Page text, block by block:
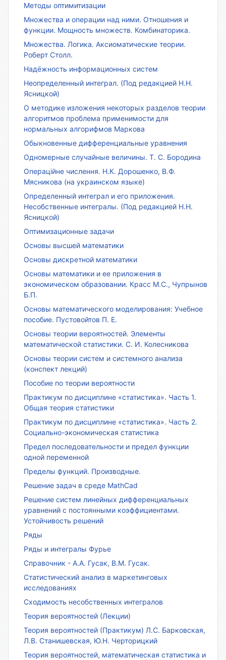
Методы оптимитизации
Множества и операции над ними. Отношения и
функции. Мощность множеств. Комбинаторика.
Множества. Логика. Аксиоматические теории.
Роберт Столл.
Надёжность информационных систем
Неопределенный интеграл. (Под редакцией Н.Н.
Ясницкой)
О методике изложения некоторых разделов теории
алгоритмов проблема применимости для
нормальных алгорифмов Маркова
Обыкновенные дифференциальные уравнения
Одномерные случайные величины. Т. С. Бородина
Операційне числення. Н.К. Дорошенко, В.Ф.
Мясникова (на украинском языке)
Определенный интеграл и его приложения.
Несобственные интегралы. (Под редакцией Н.Н.
Ясницкой)
Оптимизационные задачи
Основы высшей математики
Основы дискретной математики
Основы математики и ее приложения в
экономическом образовании. Красс М.С., Чупрынов
Б.П.
Основы математического моделирования: Учебное
пособие. Пустовойтов П. Е.
Основы теории вероятностей. Элементы
математической статистики. С. И. Колесникова
Основы теории систем и системного анализа
(конспект лекций)
Пособие по теории вероятности
Практикум по дисциплине «статистика». Часть 1.
Общая теория статистики
Практикум по дисциплине «статистика». Часть 2.
Социально-экономическая статистика
Предел последовательности и предел функции
одной переменной
Пределы функций. Производные.
Решение задач в среде MathCad
Решение систем линейных дифференциальных
уравнений с постоянными коэффициентами.
Устойчивость решений
Ряды
Ряды и интегралы Фурье
Справочник - А.А. Гусак, В.М. Гусак.
Статистический анализ в маркетинговых
исследованиях
Сходимость несобственных интегралов
Теория вероятностей (Лекции)
Теория вероятностей (Практикум) Л.С. Барковская,
Л.В. Станишевская, Ю.Н. Черторицкий
Теория вероятностей, математическая статистика и